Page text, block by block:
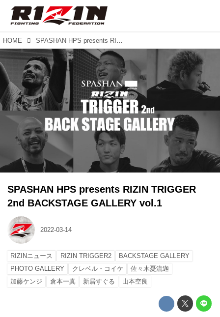
HOME SPASHAN HPS presents RIZIN TRIGGER 2nd BACKSTAGE GALLERY vol.1
SPASHAN HPS presents RIZIN TRIGGER
2nd BACKSTAGE GALLERY vol.1
2022-03-14
RIZINニュース RIZIN TRIGGER2
BACKSTAGE GALLERY
PHOTO GALLERY
クレベル・コイケ
佐々木憂流迦
加藤ケンジ
倉本一真 新居すぐる 山本空良